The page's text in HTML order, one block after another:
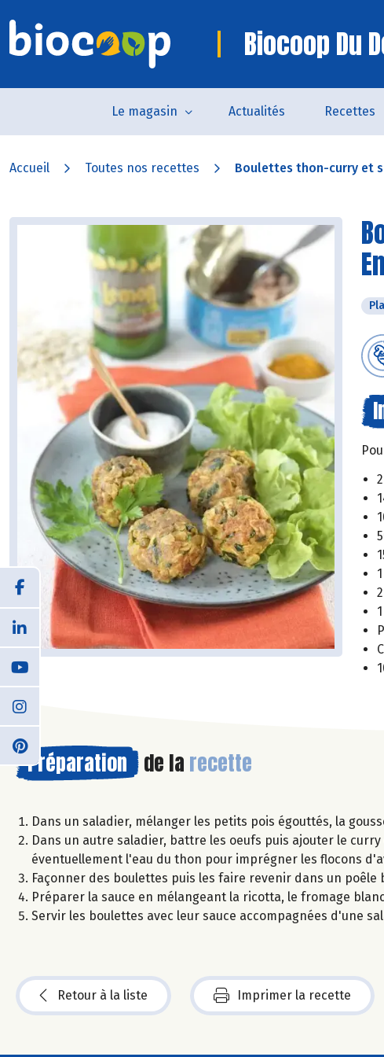
Biocoop Du
Le magasin Actualités Recettes
Accueil Toutes nos recettes Boulettes thon-curry et
Préparation de la recette
Dans un saladier, mélanger les petits pois égouttés, la
Dans un autre saladier, battre les oeufs puis ajouter le
éventuellement l'eau du thon pour imprégner les flocons
Façonner des boulettes puis les faire revenir dans un
Préparer la sauce en mélangeant la ricotta, le fromage
Servir les boulettes avec leur sauce accompagnées d'une
Retour à la liste Imprimer la recette